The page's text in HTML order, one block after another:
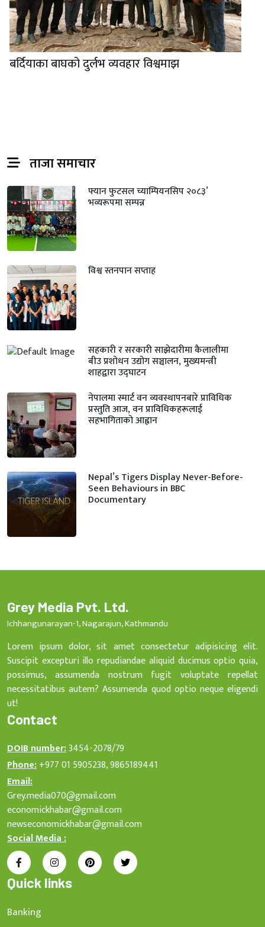
बर्दियाका बाघको दुर्लभ व्यवहार विश्वमाझ
ताजा समाचार
फ्यान फुटसल च्याम्पियनसिप २०८३’
भव्यरूपमा सम्पन्न
विश्व स्तनपान सप्ताह
सहकारी र सरकारी साझेदारीमा कैलालीमा
बीउ प्रशोधन उद्योग सञ्चालन, मुख्यमन्त्री
शाहद्वारा उद्घाटन
नेपालमा स्मार्ट वन व्यवस्थापनबारे प्राविधिक
प्रस्तुति आज, वन प्राविधिकहरूलाई
सहभागिताको आह्वान
Nepal’s Tigers Display Never-Before-
Seen Behaviours in BBC
Documentary
Grey Media Pvt. Ltd.
Ichhangunarayan-1, Nagarajun, Kathmandu
Lorem ipsum dolor, sit amet consectetur adipisicing elit.
Suscipit excepturi illo repudiandae aliquid ducimus optio quia,
possimus, assumenda nostrum fugit voluptate repellat
necessitatibus autem? Assumenda quod optio neque eligendi
ut!
Contact
DOIB number:3454-2078/79
Phone:+977 01 5905238, 9865189441
Email:
Grey.media070@gmail.com
economickhabar@gmail.com
newseconomickhabar@gmail.com
Social Media :
Quick links
Banking